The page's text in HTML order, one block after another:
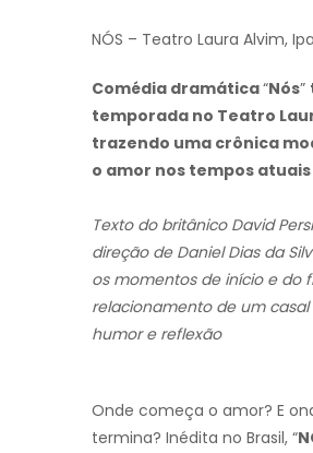
NÓS – Teatro Laura Alvim,
Comédia dramática“Nós”
temporada no Teatro
trazendo uma crônica
o amor nos tempos atuais
Texto do britânico David
direção de Daniel Dias da
os momentos de início e do
relacionamento de um
humor e reflexão
Onde começa o amor? E
termina? Inédita no Brasil, “